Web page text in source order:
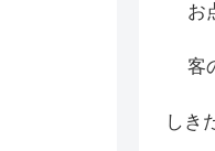
お
客
しき